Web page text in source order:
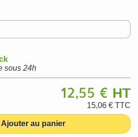
sous 24h
12,55 € HT
15,06 € TTC
Ajouter au panier